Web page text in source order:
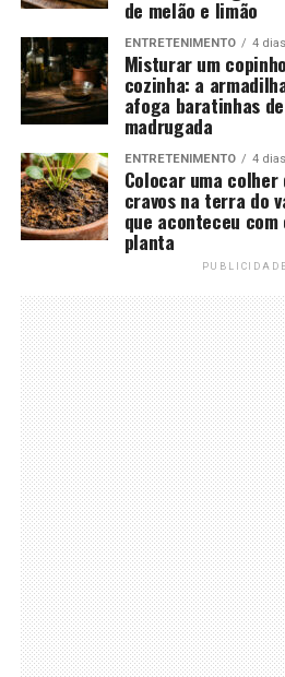
de melão e limão
ENTRETENIMENTO 4
Misturar um
cozinha: a
afoga baratinhas
madrugada
ENTRETENIMENTO 4
Colocar uma
cravos na terra do
que aconteceu
planta
PUBLICIDADE